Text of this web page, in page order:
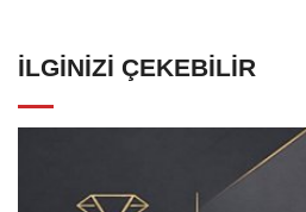
İLGINIZI ÇEKEBILIR